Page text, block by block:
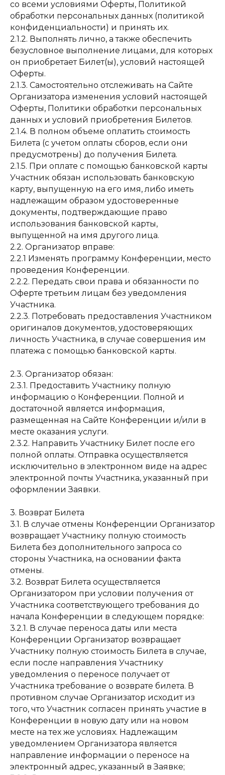
со всеми условиями Оферты, Политикой
обработки персональных данных (политикой
конфиденциальности) и принять их.
2.1.2. Выполнять лично, а также обеспечить
безусловное выполнение лицами, для которых
он приобретает Билет(ы), условий настоящей
Оферты.
2.1.3. Самостоятельно отслеживать на Сайте
Организатора изменения условий настоящей
Оферты, Политики обработки персональных
данных и условий приобретения Билетов.
2.1.4. В полном объеме оплатить стоимость
Билета (с учетом оплаты сборов, если они
предусмотрены) до получения Билета.
2.1.5. При оплате с помощью банковской карты
Участник обязан использовать банковскую
карту, выпущенную на его имя, либо иметь
надлежащим образом удостоверенные
документы, подтверждающие право
использования банковской карты,
выпущенной на имя другого лица.
2.2. Организатор вправе:
2.2.1 Изменять программу Конференции, место
проведения Конференции.
2.2.2. Передать свои права и обязанности по
Оферте третьим лицам без уведомления
Участника.
2.2.3. Потребовать предоставления Участником
оригиналов документов, удостоверяющих
личность Участника, в случае совершения им
платежа с помощью банковской карты.
2.3. Организатор обязан:
2.3.1. Предоставить Участнику полную
информацию о Конференции. Полной и
достаточной является информация,
размещенная на Сайте Конференции и/или в
месте оказания услуги.
2.3.2. Направить Участнику Билет после его
полной оплаты. Отправка осуществляется
исключительно в электронном виде на адрес
электронной почты Участника, указанный при
оформлении Заявки.
3. Возврат Билета
3.1. В случае отмены Конференции Организатор
возвращает Участнику полную стоимость
Билета без дополнительного запроса со
стороны Участника, на основании факта
отмены.
3.2. Возврат Билета осуществляется
Организатором при условии получения от
Участника соответствующего требования до
начала Конференции в следующем порядке:
3.2.1. В случае переноса даты или места
Конференции Организатор возвращает
Участнику полную стоимость Билета в случае,
если после направления Участнику
уведомления о переносе получает от
Участника требование о возврате билета. В
противном случае Организатор исходит из
того, что Участник согласен принять участие в
Конференции в новую дату или на новом
месте на тех же условиях. Надлежащим
уведомлением Организатора является
направление информации о переносе на
электронный адрес, указанный в Заявке;